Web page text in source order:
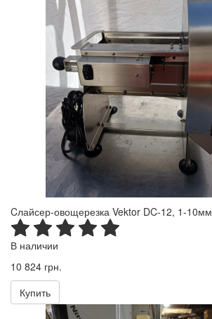
Cлайсер-овощерезка Vektor DC-12, 1-10мм
В наличии
10 824 грн.
Купить